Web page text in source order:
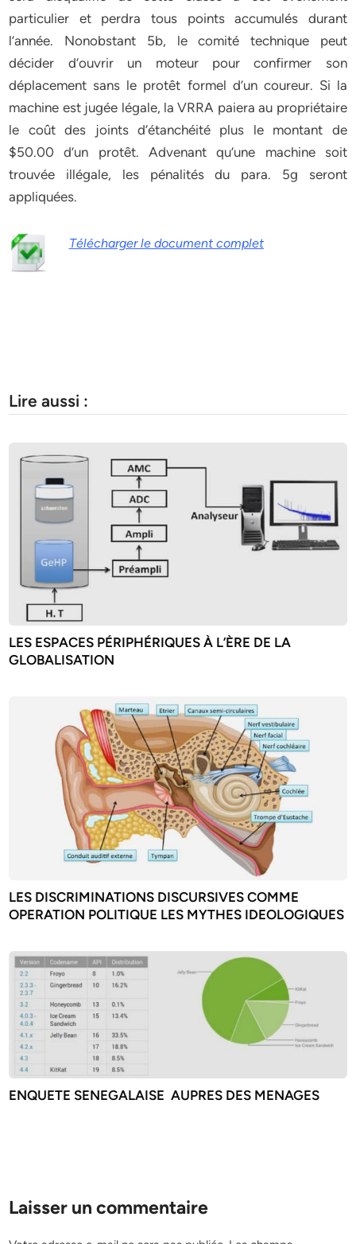
particulier et perdra tous points accumulés durant
l’année. Nonobstant 5b, le comité technique peut
décider d’ouvrir un moteur pour confirmer son
déplacement sans le protêt formel d’un coureur. Si la
machine est jugée légale, la VRRA paiera au propriétaire
le coût des joints d’étanchéité plus le montant de
$50.00 d’un protêt. Advenant qu’une machine soit
trouvée illégale, les pénalités du para. 5g seront
appliquées.
Télécharger le document complet
Lire aussi :
LES ESPACES PÉRIPHÉRIQUES À L’ÈRE DE LA
GLOBALISATION
LES DISCRIMINATIONS DISCURSIVES COMME
OPERATION POLITIQUE LES MYTHES IDEOLOGIQUES
ENQUETE SENEGALAISE AUPRES DES MENAGES
Laisser un commentaire